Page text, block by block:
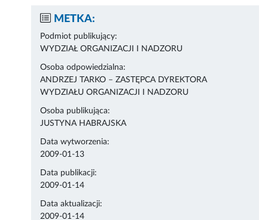
METKA:
Podmiot publikujący:
WYDZIAŁ ORGANIZACJI I NADZORU
Osoba odpowiedzialna:
ANDRZEJ TARKO – ZASTĘPCA DYREKTORA
WYDZIAŁU ORGANIZACJI I NADZORU
Osoba publikująca:
JUSTYNA HABRAJSKA
Data wytworzenia:
2009-01-13
Data publikacji:
2009-01-14
Data aktualizacji:
2009-01-14